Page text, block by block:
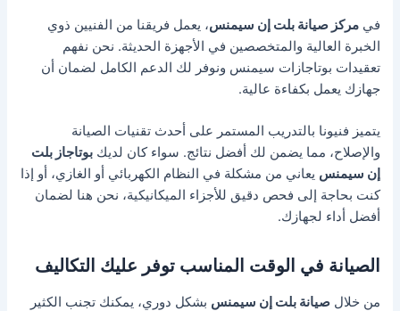
فيمركز صيانة بلت إن سيمنس، يعمل فريقنا من الفنيين ذوي
الخبرة العالية والمتخصصين في الأجهزة الحديثة. نحن نفهم
تعقيدات بوتاجازات سيمنس ونوفر لك الدعم الكامل لضمان أن
جهازك يعمل بكفاءة عالية.
يتميز فنيونا بالتدريب المستمر على أحدث تقنيات الصيانة
والإصلاح، مما يضمن لك أفضل نتائج. سواء كان لديكبوتاجاز بلت
إن سيمنس يعاني من مشكلة في النظام الكهربائي أو الغازي، أو إذا
كنت بحاجة إلى فحص دقيق للأجزاء الميكانيكية، نحن هنا لضمان
أفضل أداء لجهازك.
الصيانة في الوقت المناسب توفر عليك التكاليف
من خلالصيانة بلت إن سيمنس بشكل دوري، يمكنك تجنب الكثير